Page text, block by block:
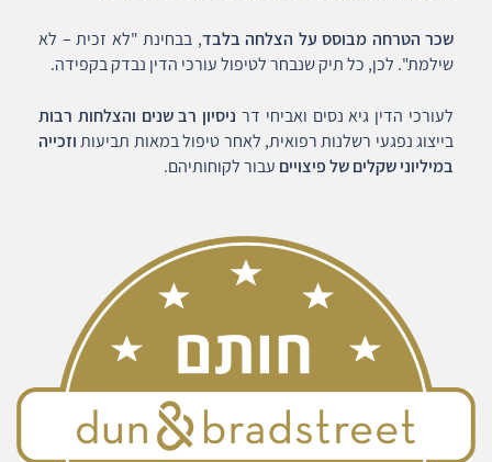
שכר הטרחה מבוסס על הצלחה בלבד, בבחינת "לא זכית – לא
שילמת". לכן, כל תיק שנבחר לטיפול עורכי הדין נבדק בקפידה.
לעורכי הדין גיא נסים ואביחי דר ניסיון רב שנים והצלחות רבות
בייצוג נפגעי רשלנות רפואית, לאחר טיפול במאות תביעותוזכייה
במיליוני שקלים של פיצויים עבור לקוחותיהם.